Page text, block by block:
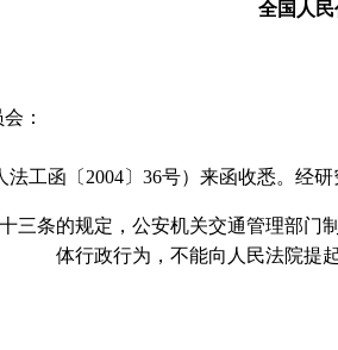
全国人
：
函〔2004〕36号）来函收悉。经研
条的规定，公安机关交通管理部门
体行政行为，不能向人民法院提